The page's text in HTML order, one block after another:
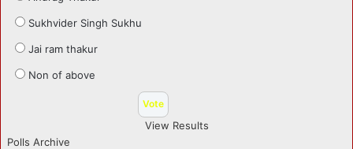
Sukhvider Singh Sukhu
Jai ram thakur
Non of above
View Results
Polls Archive